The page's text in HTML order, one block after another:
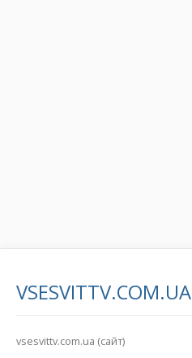
VSESVITTV.COM.UA
vsesvittv.com.ua (сайт)